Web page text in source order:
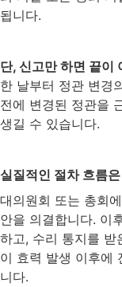
됩니다.
단, 신고만 하면 끝이
한 날부터 정관 변경
전에 변경된 정관을
생길 수 있습니다.
실질적인 절차 흐름
대의원회 또는 총회
안을 의결합니다. 이
하고, 수리 통지를 받
이 효력 발생 이후에
니다.